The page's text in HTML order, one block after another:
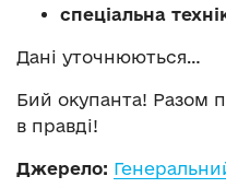
спеціальна
Дані уточнюються…
Бий окупанта!
в правді!
Джерело: